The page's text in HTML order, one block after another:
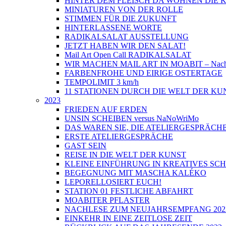
MINIATUREN VON DER ROLLE
STIMMEN FÜR DIE ZUKUNFT
HINTERLASSENE WORTE
RADIKALSALAT AUSSTELLUNG
JETZT HABEN WIR DEN SALAT!
Mail Art Open Call RADIKALSALAT
WIR MACHEN MAIL ART IN MOABIT –
FARBENFROHE UND EIRIGE OSTERTAGE
TEMPOLIMIT 3 km/h
11 STATIONEN DURCH DIE WELT DER
2023
FRIEDEN AUF ERDEN
UNSIN SCHEIBEN versus NaNoWriMo
DAS WAREN SIE, DIE
ERSTE ATELIERGESPRÄCHE
GAST SEIN
REISE IN DIE WELT DER KUNST
KLEINE EINFÜHRUNG IN KREATIVES
BEGEGNUNG MIT MASCHA KALÉKO
LEPORELLOSIERT EUCH!
STATION 01 FESTLICHE ABFAHRT
MOABITER PFLASTER
NACHLESE ZUM NEUJAHRSEMPFANG
EINKEHR IN EINE ZEITLOSE ZEIT